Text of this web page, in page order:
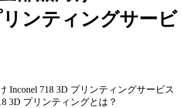
リンティングサービ
Inconel 718 3D プリンティングサービス
3D プリンティングとは？